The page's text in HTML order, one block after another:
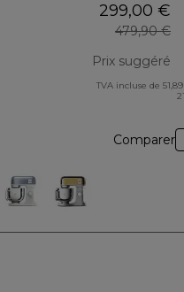
299,00 €
479,90 €
Prix suggéré
TVA incluse de
Comparer